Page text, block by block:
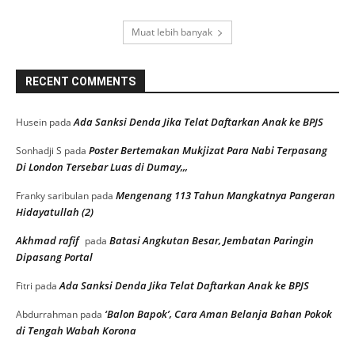
Muat lebih banyak
RECENT COMMENTS
Husein padaAda Sanksi Denda Jika Telat Daftarkan Anak ke BPJS
Sonhadji S pada Poster Bertemakan Mukjizat Para Nabi Terpasang
Di London Tersebar Luas di Dumay,,,
Franky saribulan pada Mengenang 113 Tahun Mangkatnya Pangeran
Hidayatullah (2)
Akhmad rafif pada Batasi Angkutan Besar, Jembatan Paringin
Dipasang Portal
Fitri padaAda Sanksi Denda Jika Telat Daftarkan Anak ke BPJS
Abdurrahman pada ‘Balon Bapok’, Cara Aman Belanja Bahan Pokok
di Tengah Wabah Korona